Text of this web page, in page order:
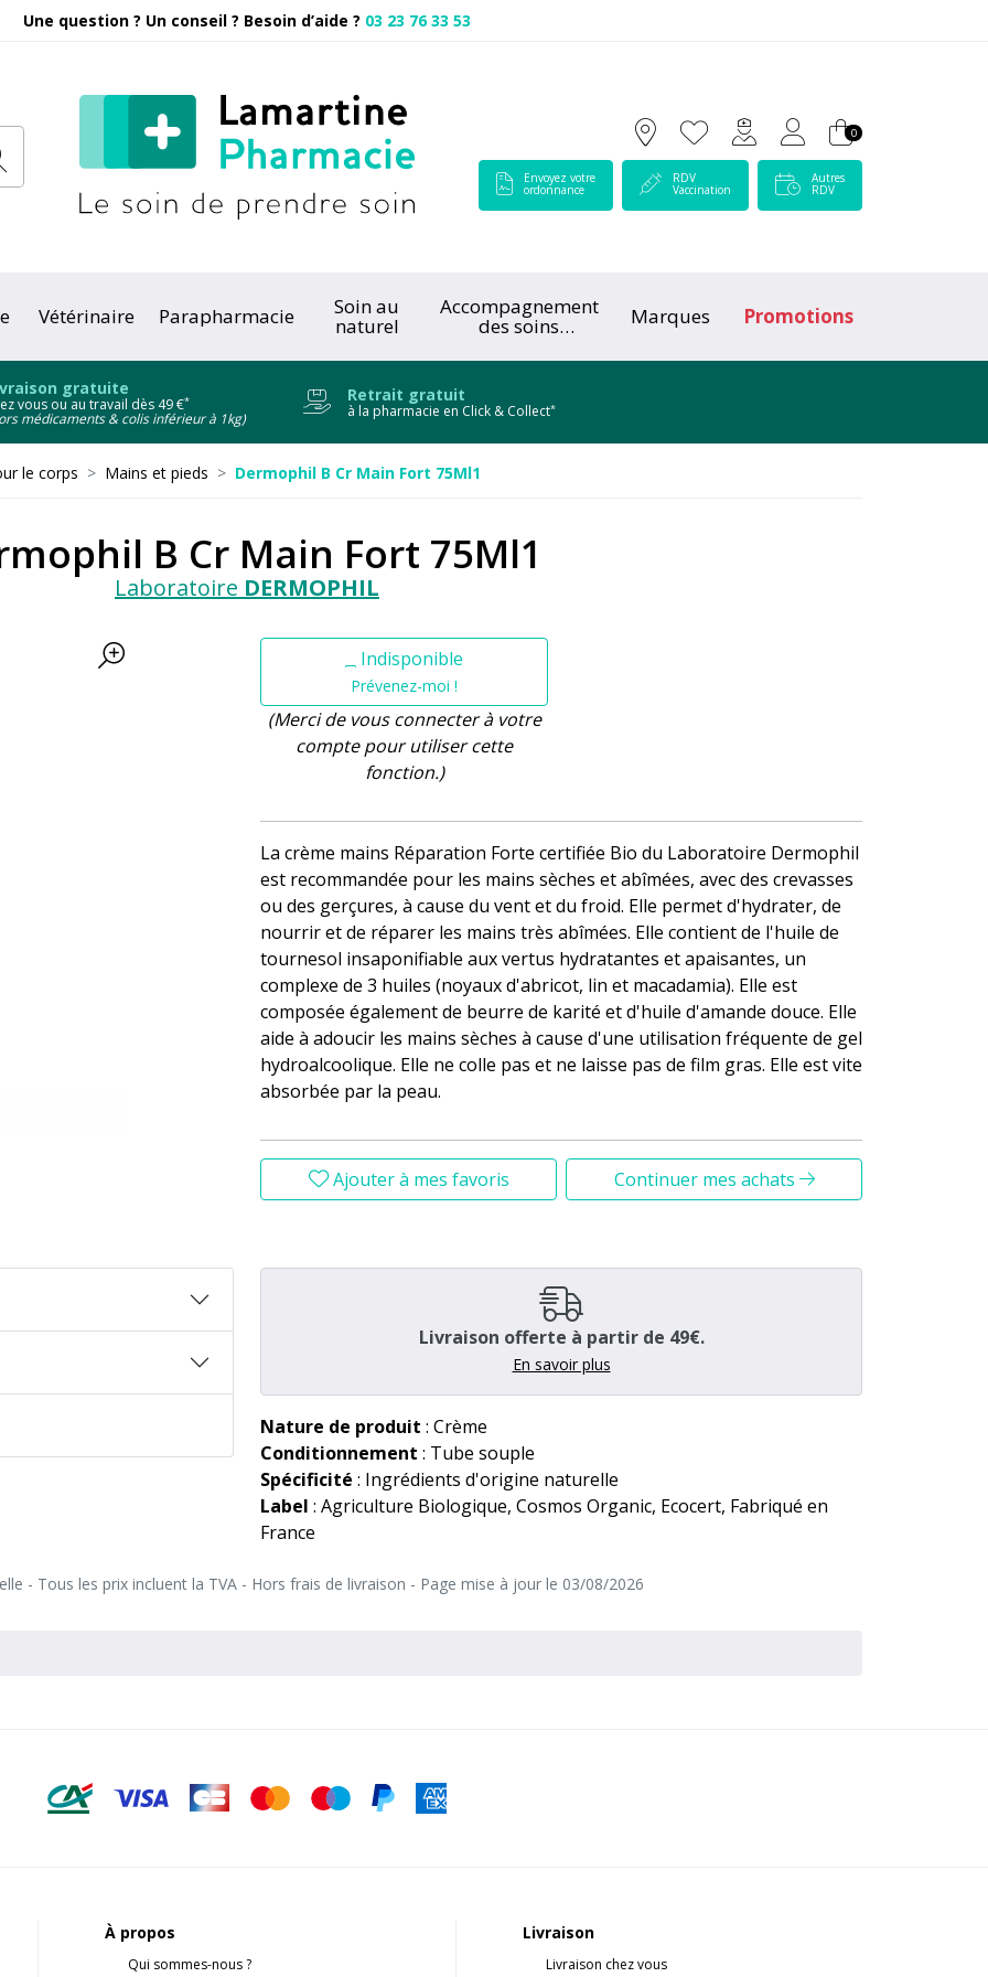
Une question ? Un conseil ? Besoin d’aide ? 03 23 76 33 53
0
Envoyez votre
ordonnance
RDV
Vaccination
Autres
RDV
Vétérinaire Parapharmacie Soin au
naturel
Accompagnement
des soins Marques Promotions
gratuite
vous ou au travail dès 49 €*
médicaments & colis inférieur à 1kg)
Retrait gratuit
à la pharmacie en Click & Collect*
le corps Mains et pieds Dermophil B Cr Main Fort 75Ml1
B Cr Main Fort 75Ml1
Laboratoire DERMOPHIL
Indisponible
Prévenez-moi !
(Merci de vous connecter à votre
compte pour utiliser cette
fonction.)
La crème mains Réparation Forte certifiée Bio du Laboratoire Dermophil
est recommandée pour les mains sèches et abîmées, avec des crevasses
ou des gerçures, à cause du vent et du froid. Elle permet d'hydrater, de
nourrir et de réparer les mains très abîmées. Elle contient de l'huile de
tournesol insaponifiable aux vertus hydratantes et apaisantes, un
complexe de 3 huiles (noyaux d'abricot, lin et macadamia). Elle est
composée également de beurre de karité et d'huile d'amande douce. Elle
aide à adoucir les mains sèches à cause d'une utilisation fréquente de gel
hydroalcoolique. Elle ne colle pas et ne laisse pas de film gras. Elle est vite
absorbée par la peau.
Ajouter à mes favoris Continuer mes achats
Livraison offerte à partir de 49€.
En savoir plus
Nature de produit : Crème
Conditionnement : Tube souple
Spécificité : Ingrédients d'origine naturelle
Label : Agriculture Biologique, Cosmos Organic, Ecocert, Fabriqué en
France
- Tous les prix incluent la TVA - Hors frais de livraison - Page mise à jour le 03/08/2026
À propos
Qui sommes-nous ?
Livraison
Livraison chez vous